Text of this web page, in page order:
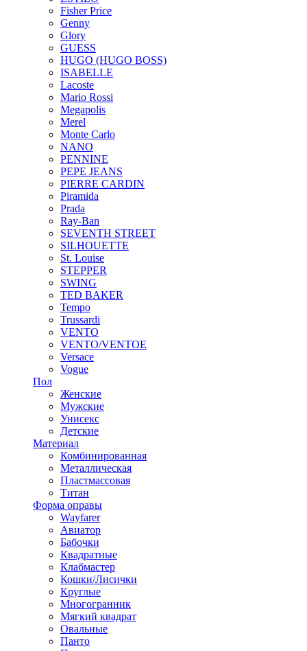
Fisher Price
Genny
Glory
GUESS
HUGO (HUGO BOSS)
ISABELLE
Lacoste
Mario Rossi
Megapolis
Merel
Monte Carlo
NANO
PENNINE
PEPE JEANS
PIERRE CARDIN
Piramida
Prada
Ray-Ban
SEVENTH STREET
SILHOUETTE
St. Louise
STEPPER
SWING
TED BAKER
Tempo
Trussardi
VENTO
VENTO/VENTOE
Versace
Vogue
Пол
Женские
Мужские
Унисекс
Детские
Материал
Комбинированная
Металлическая
Пластмассовая
Титан
Форма оправы
Wayfarer
Авиатор
Бабочки
Квадратные
Клабмастер
Кошки/Лисички
Круглые
Многогранник
Мягкий квадрат
Овальные
Панто